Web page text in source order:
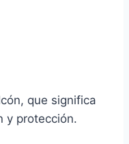
que significa
y protección.